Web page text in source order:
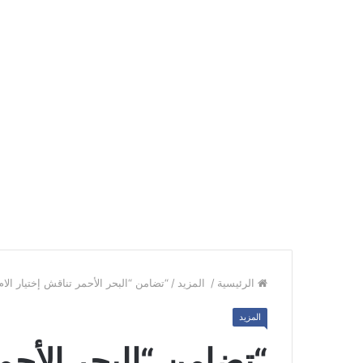
الرئيسية / المزيد / “تضامن “البحر الأحمر تناقش إختيار الام
المزيد